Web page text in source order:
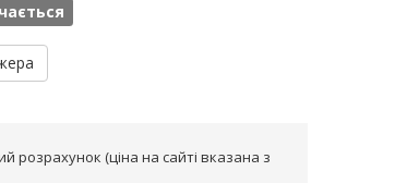
розрахунок (ціна на сайті вказана з